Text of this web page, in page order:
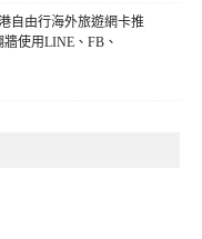
自由行海外旅遊網卡推
使用LINE、FB、